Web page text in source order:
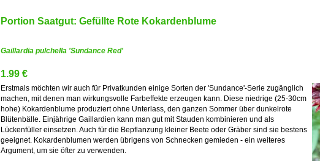
Portion Saatgut: Gefüllte Rote Kokardenblume
Gaillardia pulchella 'Sundance Red'
1.99 €
Erstmals möchten wir auch für Privatkunden einige Sorten der 'Sundance'-Serie zugänglich
machen, mit denen man wirkungsvolle Farbeffekte erzeugen kann. Diese niedrige (25-30cm
hohe) Kokardenblume produziert ohne Unterlass, den ganzen Sommer über dunkelrote
Blütenbälle. Einjährige Gaillardien kann man gut mit Stauden kombinieren und als
Lückenfüller einsetzen. Auch für die Bepflanzung kleiner Beete oder Gräber sind sie bestens
geeignet. Kokardenblumen werden übrigens von Schnecken gemieden - ein weiteres
Argument, um sie öfter zu verwenden.